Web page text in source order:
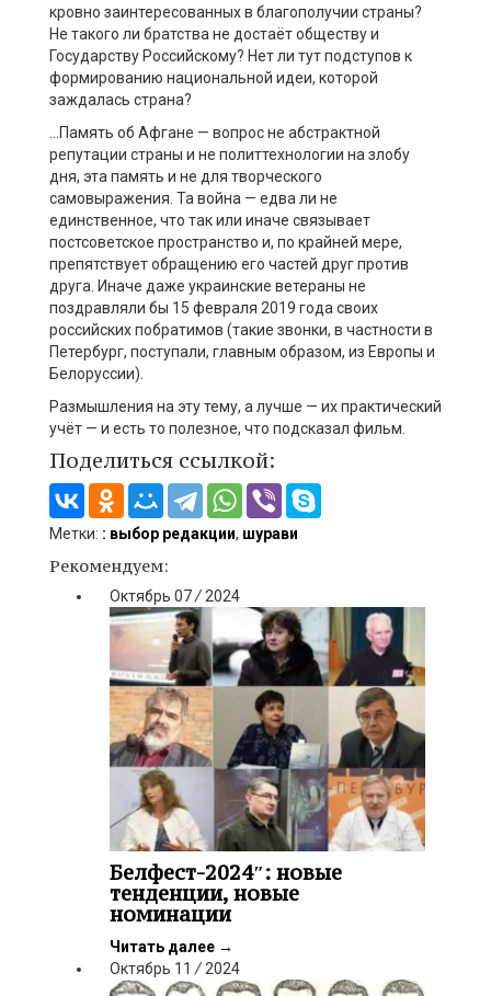
кровно заинтересованных в благополучии страны?
Не такого ли братства не достаётобществу и
Государству Российскому? Нет ли тут подступов к
формированию национальной идеи, которой
заждалась страна?
…Память об Афгане — вопрос не абстрактной
репутации страны и не политтехнологии на злобу
дня, эта память и не для творческого
самовыражения. Та война — едва ли не
единственное, что так или иначе связывает
постсоветское пространство и, по крайней мере,
препятствует обращению его частей друг против
друга. Иначе даже украинские ветераны не
поздравляли бы 15 февраля 2019 года своих
российских побратимов (такие звонки, в частности в
Петербург, поступали, главным образом, из Европы и
Белоруссии).
Размышления на эту тему, а лучше — их практический
учёт — и есть то полезное, что подсказал фильм.
Поделиться ссылкой:
Метки: : выбор редакции, шурави
Рекомендуем:
Октябрь 07/ 2024
Белфест-2024″: новые
тенденции, новые
номинации
Читать далее →
Октябрь 11 / 2024